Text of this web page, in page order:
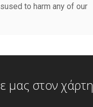
to harm any of our
μας στον χάρτη